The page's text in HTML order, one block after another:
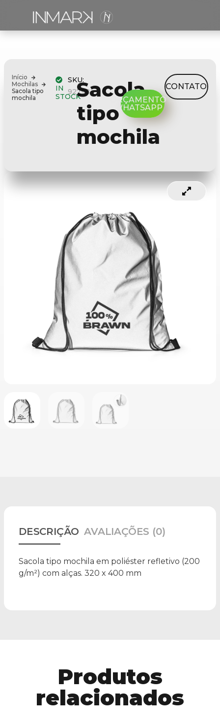
Início
Mochilas
Sacola tipo
mochila
IN
STOCK
SKU:
92798
Sacola
tipo
mochila
ORÇAMENTO
WHATSAPP
CONTATO
DESCRIÇÃO AVALIAÇÕES (0)
Sacola tipo mochila em poliéster refletivo (200
g/m²) com alças. 320 x 400 mm
Produtos
relacionados